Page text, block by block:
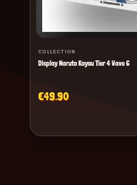
COLLECTION
Display Naruto Kayou Tier 4 Wave 6
€49.90